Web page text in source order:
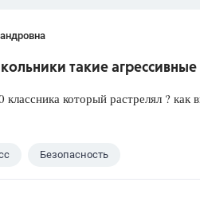
такие агрессивные
который растрелял ? как
Безопасность